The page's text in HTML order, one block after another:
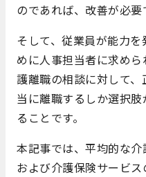
のであれば、改善が必要
そして、従業員が能力
めに人事担当者に求め
護離職の相談に対して
当に離職するしか選択
ることです。
本記事では、平均的な介
および介護保険サービ